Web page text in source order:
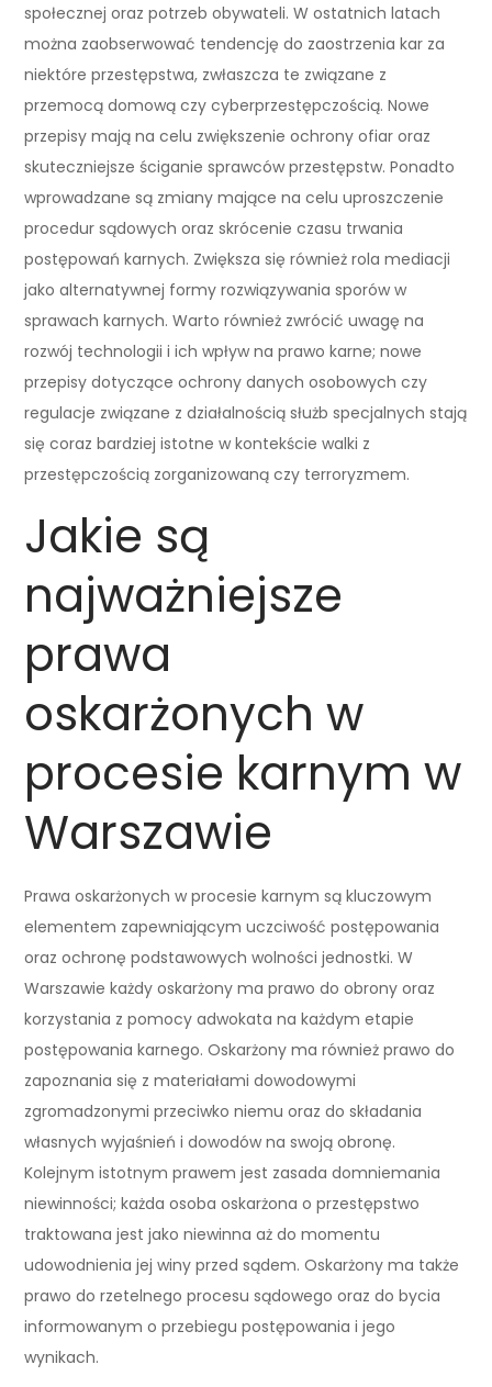
społecznej oraz potrzeb obywateli. W ostatnich latach
można zaobserwować tendencję do zaostrzenia kar za
niektóre przestępstwa, zwłaszcza te związane z
przemocą domową czy cyberprzestępczością. Nowe
przepisy mają na celu zwiększenie ochrony ofiar oraz
skuteczniejsze ściganie sprawców przestępstw. Ponadto
wprowadzane są zmiany mające na celu uproszczenie
procedur sądowych oraz skrócenie czasu trwania
postępowań karnych. Zwiększa się również rola mediacji
jako alternatywnej formy rozwiązywania sporów w
sprawach karnych. Warto również zwrócić uwagę na
rozwój technologii i ich wpływ na prawo karne; nowe
przepisy dotyczące ochrony danych osobowych czy
regulacje związane z działalnością służb specjalnych stają
się coraz bardziej istotne w kontekście walki z
przestępczością zorganizowaną czy terroryzmem.
Jakie są
najważniejsze
prawa
oskarżonych w
procesie karnym w
Warszawie
Prawa oskarżonych w procesie karnym są kluczowym
elementem zapewniającym uczciwość postępowania
oraz ochronę podstawowych wolności jednostki. W
Warszawie każdy oskarżony ma prawo do obrony oraz
korzystania z pomocy adwokata na każdym etapie
postępowania karnego. Oskarżony ma również prawo do
zapoznania się z materiałami dowodowymi
zgromadzonymi przeciwko niemu oraz do składania
własnych wyjaśnień i dowodów na swoją obronę.
Kolejnym istotnym prawem jest zasada domniemania
niewinności; każda osoba oskarżona o przestępstwo
traktowana jest jako niewinna aż do momentu
udowodnienia jej winy przed sądem. Oskarżony ma także
prawo do rzetelnego procesu sądowego oraz do bycia
informowanym o przebiegu postępowania i jego
wynikach.